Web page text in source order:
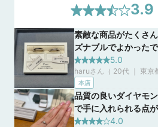
一生涯大切にするための、充実
2024/12/20
一生使うリングだからこそ・・・ずっ
ンスを行います。【アフターサービス
き・洗浄 ■ゆがみ直し ■石揺れ補修 ※
よってメンテナンス内容が異なります
わせくださいませ。
3.9
素敵な商品がたくさ
ズナブルでよかった
ることができて想像
ているウェーブで可
てとても楽しかったで
5.0
haruさん（ 20代 ｜ 東京
本店
品質の良いダイヤモ
で手に入れられる点
の種類やカットも様
4.0